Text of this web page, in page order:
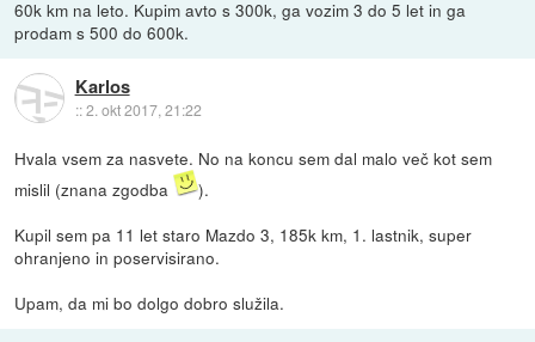
60k km na leto. Kupim avto s 300k, ga vozim 3 do 5 let in ga
prodam s 500 do 600k.
Karlos
::2. okt 2017, 21:22
Hvala vsem za nasvete. No na koncu sem dal malo več kot sem
mislil (znana zgodba
).
Kupil sem pa 11 let staro Mazdo 3, 185k km, 1. lastnik, super
ohranjeno in poservisirano.
Upam, da mi bo dolgo dobro služila.